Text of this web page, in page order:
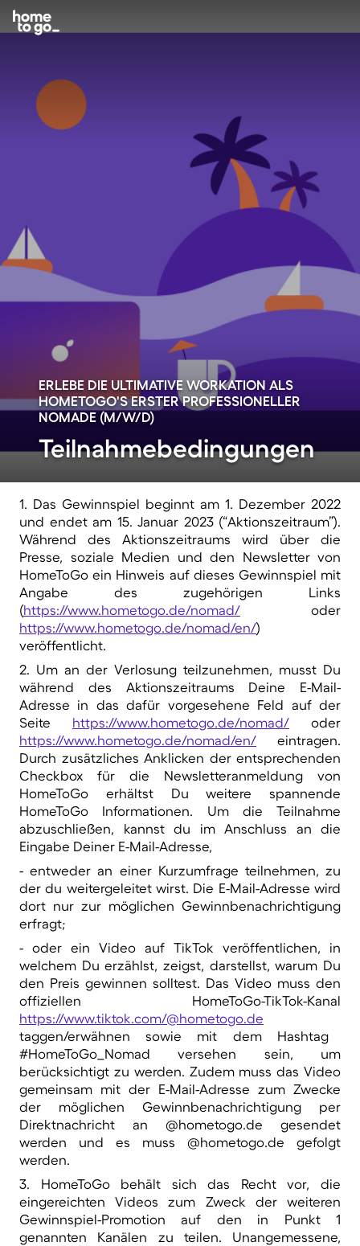
ERLEBE DIE ULTIMATIVE WORKATION ALS
HOMETOGO'S ERSTER PROFESSIONELLER
NOMADE (M/W/D)
Teilnahmebedingungen
1. Das Gewinnspiel beginnt am 1. Dezember 2022
und endet am 15. Januar 2023 (“Aktionszeitraum”).
Während des Aktionszeitraums wird über die
Presse, soziale Medien und den Newsletter von
HomeToGo ein Hinweis auf dieses Gewinnspiel mit
Angabe des zugehörigen Links
(https://www.hometogo.de/nomad/ oder
https://www.hometogo.de/nomad/en/)
veröffentlicht.
2. Um an der Verlosung teilzunehmen, musst Du
während des Aktionszeitraums Deine E-Mail-
Adresse in das dafür vorgesehene Feld auf der
Seite https://www.hometogo.de/nomad/ oder
https://www.hometogo.de/nomad/en/
eintragen.
Durch zusätzliches Anklicken der entsprechenden
Checkbox für die Newsletteranmeldung von
HomeToGo erhältst Du weitere spannende
HomeToGo Informationen. Um die Teilnahme
abzuschließen, kannst du im Anschluss an die
Eingabe Deiner E-Mail-Adresse,
- entweder an einer Kurzumfrage teilnehmen, zu
der du weitergeleitet wirst. Die E-Mail-Adresse wird
dort nur zur möglichen Gewinnbenachrichtigung
erfragt;
- oder ein Video auf TikTok veröffentlichen, in
welchem Du erzählst, zeigst, darstellst, warum Du
den Preis gewinnen solltest. Das Video muss den
offiziellen HomeToGo-TikTok-Kanal
https://www.tiktok.com/@hometogo.de
taggen/erwähnen sowie mit dem Hashtag
#HomeToGo_Nomad versehen sein, um
berücksichtigt zu werden. Zudem muss das Video
gemeinsam mit der E-Mail-Adresse zum Zwecke
der möglichen Gewinnbenachrichtigung per
Direktnachricht an @hometogo.de gesendet
werden und es muss @hometogo.de gefolgt
werden.
3. HomeToGo behält sich das Recht vor, die
eingereichten Videos zum Zweck der weiteren
Gewinnspiel-Promotion auf den in Punkt 1
genannten Kanälen zu teilen. Unangemessene,